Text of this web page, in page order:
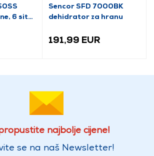
6 sita,
Sencor SFD 7000BK
dehidrator za hranu
191,99 EUR
najbolje cijene!
se na naš Newsletter!